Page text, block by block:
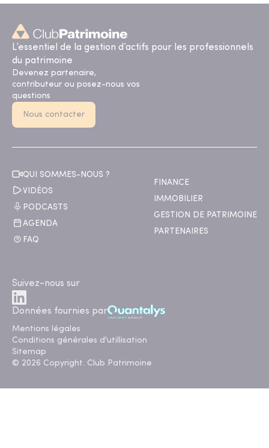
L’essentiel de la gestion d’actifs pour les professionnels
du patrimoine
Devenez partenaire,
contributeur ou posez-nous vos
questions
Nous contacter
QUI SOMMES-NOUS ?
VIDÉOS
PODCASTS
AGENDA
FAQ
FINANCE
IMMOBILIER
GESTION DE PATRIMOINE
PARTENAIRES
Suivez-nous sur
Données fournies par
Mentions légales
Conditions générales d'utillisation
Sitemap
© 2026 Copyright. Club Patrimoine